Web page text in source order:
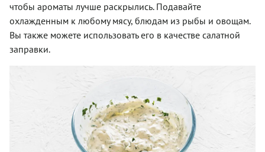
чтобы ароматы лучше раскрылись. Подавайте
охлажденным к любому мясу, блюдам из рыбы и овощам.
Вы также можете использовать его в качестве салатной
заправки.